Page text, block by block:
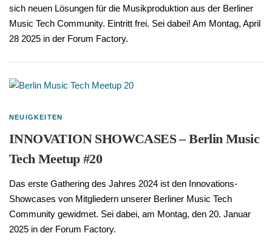
sich neuen Lösungen für die Musikproduktion aus der Berliner
Music Tech Community. Eintritt frei. Sei dabei! Am Montag, April
28 2025 in der Forum Factory.
NEUIGKEITEN
INNOVATION SHOWCASES – Berlin Music
Tech Meetup #20
Das erste Gathering des Jahres 2024 ist den Innovations-
Showcases von Mitgliedern unserer Berliner Music Tech
Community gewidmet. Sei dabei, am Montag, den 20. Januar
2025 in der Forum Factory.